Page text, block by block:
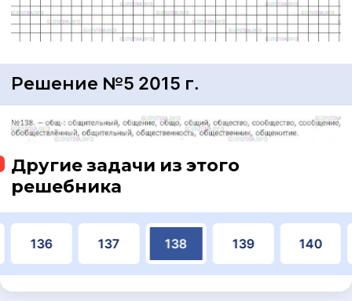
Решение №5 2015 г.
Другие задачи из этого
решебника
136 137 138 139 140